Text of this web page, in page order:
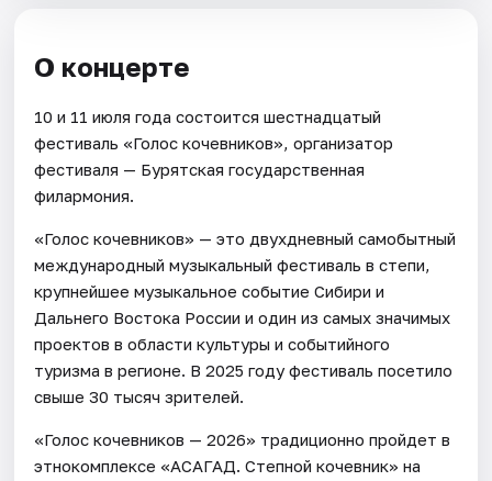
О концерте
10 и 11 июля года состоится шестнадцатый
фестиваль «Голос кочевников», организатор
фестиваля — Бурятская государственная
филармония.
«Голос кочевников» — это двухдневный самобытный
международный музыкальный фестиваль в степи,
крупнейшее музыкальное событие Сибири и
Дальнего Востока России и один из самых значимых
проектов в области культуры и событийного
туризма в регионе. В 2025 году фестиваль посетило
свыше 30 тысяч зрителей.
«Голос кочевников — 2026» традиционно пройдет в
этнокомплексе «АСАГАД. Степной кочевник» на